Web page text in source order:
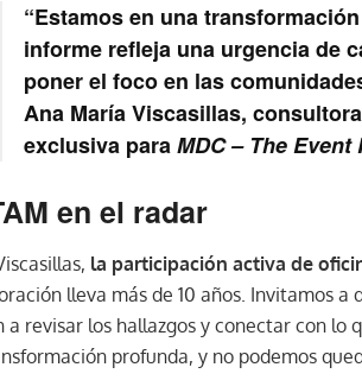
“Estamos en una
informe refleja una urgencia de
poner el foco en las
Ana María Viscasillas,
exclusiva paraMDC – The Event
en el radar
la participación activa de
lleva más de 10 años. Invitamos
a revisar los hallazgos y conectar con lo
profunda, y no podemos